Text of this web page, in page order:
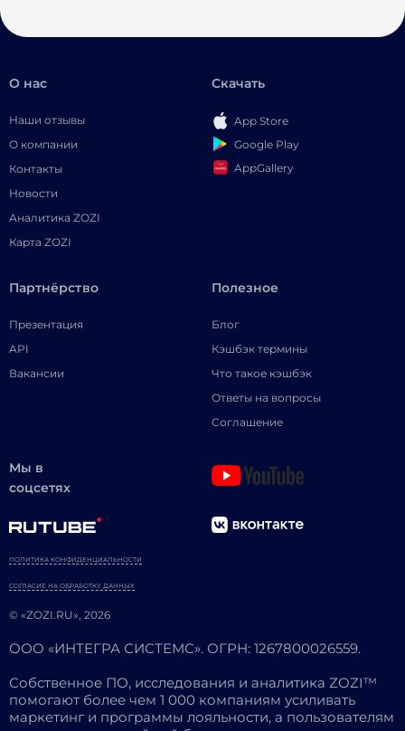
О нас
Наши отзывы
О компании
Контакты
Новости
Аналитика ZOZI
Карта ZOZI
Скачать
App Store
Google Play
AppGallery
Партнёрство
Презентация
API
Вакансии
Полезное
Блог
Кэшбэк термины
Что такое кэшбэк
Ответы на вопросы
Соглашение
Мы в
соцсетях
© «ZOZI.RU», 2026
ПОЛИТИКА КОНФИДЕНЦИАЛЬНОСТИ
СОГЛАСИЕ НА ОБРАБОТКУ ДАННЫХ
ООО «ИНТЕГРА СИСТЕМС». ОГРН: 1267800026559.
Собственное ПО, исследования и аналитика ZOZI™
помогают более чем 1 000 компаниям усиливать
маркетинг и программы лояльности, а пользователям